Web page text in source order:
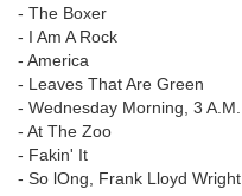
- The Boxer
- I Am A Rock
- America
- Leaves That Are Green
- Wednesday Morning, 3 A.M.
- At The Zoo
- Fakin' It
- So lOng, Frank Lloyd Wright